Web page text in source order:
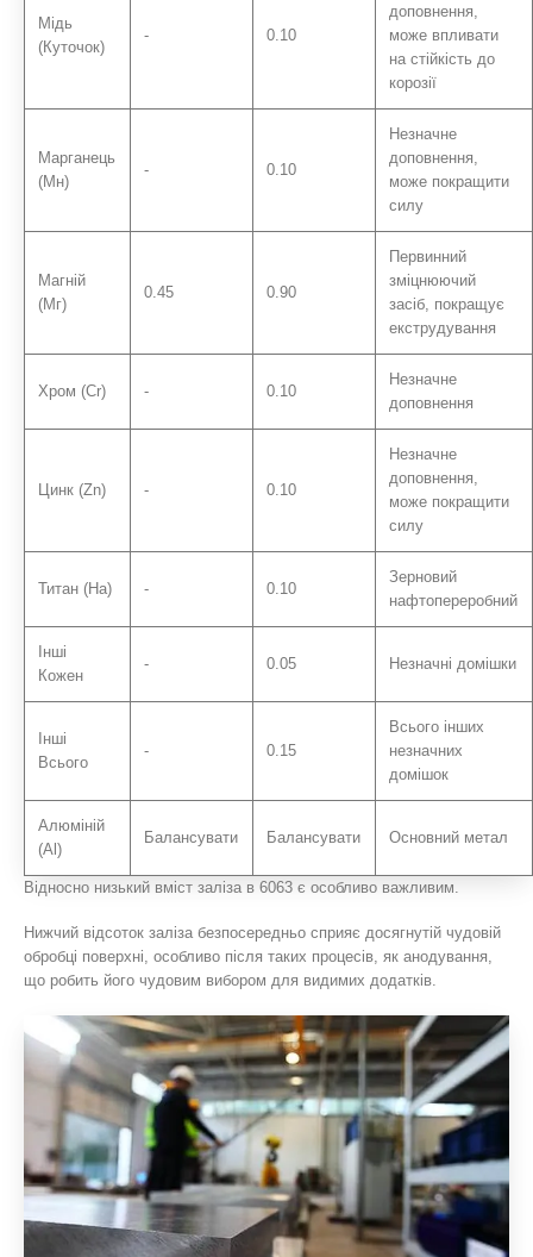
Мідь
(Куточок)
- 0.10
доповнення,
може впливати
на стійкість до
корозії
Марганець
(Мн)
- 0.10
Незначне
доповнення,
може покращити
силу
Магній
(Мг)
0.45 0.90
Первинний
зміцнюючий
засіб, покращує
екструдування
Хром (Cr) - 0.10
Незначне
доповнення
Цинк (Zn) - 0.10
Незначне
доповнення,
може покращити
силу
Титан (На) - 0.10
Зерновий
нафтопереробний
Інші
Кожен
- 0.05 Незначні домішки
Інші
Всього
- 0.15
Всього інших
незначних
домішок
Алюміній
(Al)
Балансувати Балансувати Основний метал
Відносно низький вміст заліза в 6063 є особливо важливим.
Нижчий відсоток заліза безпосередньо сприяє досягнутій чудовій
обробці поверхні, особливо після таких процесів, як анодування,
що робить його чудовим вибором для видимих ​​додатків.